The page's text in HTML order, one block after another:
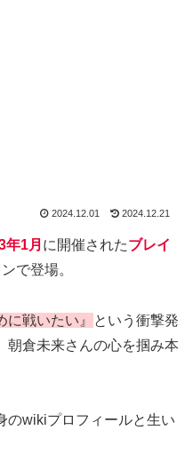
2024.12.01 2024.12.21
年1月 に開催されたブレイ
で登場。
に戦いたい』
という衝撃発
朝倉未来さんの心を掴み本
のwikiプロフィールと生い